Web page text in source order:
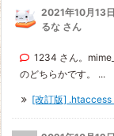
2021年10月13日
るな さん
1234 さん。
のどちらかです。 ...
[改訂版] .htaccess